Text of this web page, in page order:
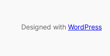
Designed with WordPress